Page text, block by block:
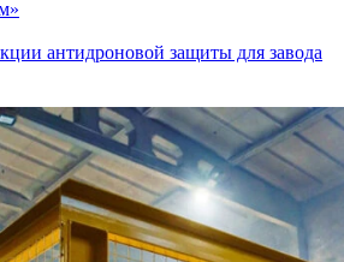
антидроновой защиты для завода